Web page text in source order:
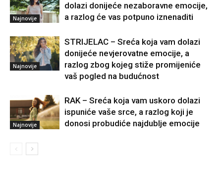
Najnovije
dolazi donijeće nezaboravne emocije,
a razlog će vas potpuno iznenaditi
Najnovije
STRIJELAC – Sreća koja vam dolazi
donijeće nevjerovatne emocije, a
razlog zbog kojeg stiže promijeniće
vaš pogled na budućnost
Najnovije
RAK – Sreća koja vam uskoro dolazi
ispuniće vaše srce, a razlog koji je
donosi probudiće najdublje emocije